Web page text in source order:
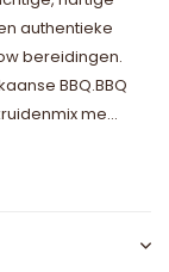
authentieke
bereidingen.
BBQ.BBQ
me...